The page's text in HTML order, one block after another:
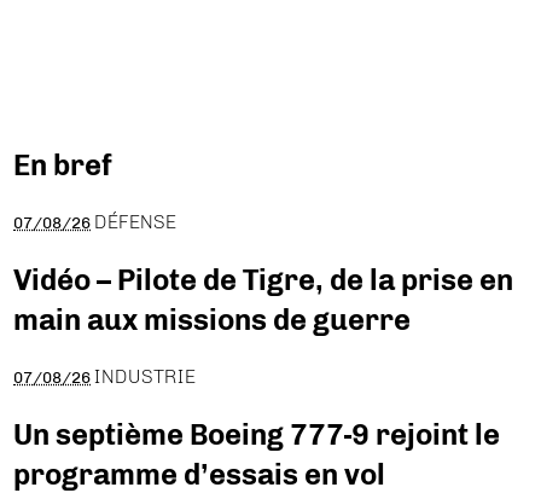
En bref
07/08/26 DÉFENSE
Vidéo – Pilote de Tigre, de la prise en
main aux missions de guerre
07/08/26 INDUSTRIE
Un septième Boeing 777-9 rejoint le
programme d’essais en vol